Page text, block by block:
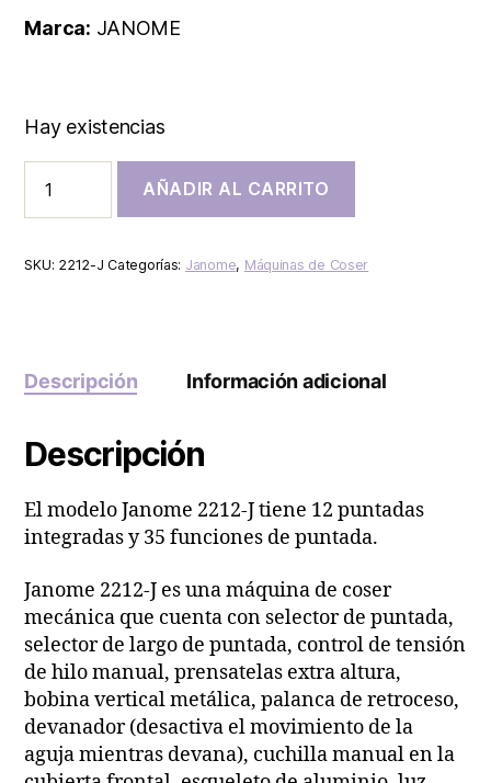
Marca: JANOME
Hay existencias
AÑADIR AL CARRITO
SKU: 2212-J Categorías: Janome, Máquinas de Coser
Descripción Información adicional
Descripción
El modelo Janome 2212-J tiene 12 puntadas
integradas y 35 funciones de puntada.
Janome 2212-J es una máquina de coser
mecánica que cuenta con selector de puntada,
selector de largo de puntada, control de tensión
de hilo manual, prensatelas extra altura,
bobina vertical metálica, palanca de retroceso,
devanador (desactiva el movimiento de la
aguja mientras devana), cuchilla manual en la